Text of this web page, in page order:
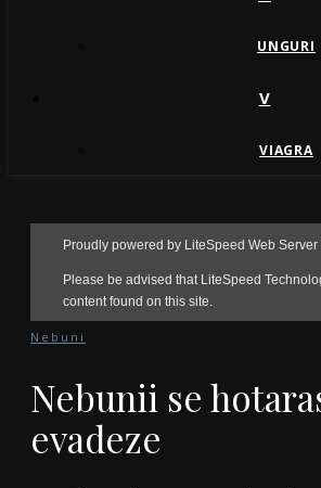
UNGURI
V
VIAGRA
Nebuni
Nebunii se
evadeze